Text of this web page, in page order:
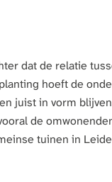
dat de relatie
hoeft de
juist in vorm
de
tuinen in